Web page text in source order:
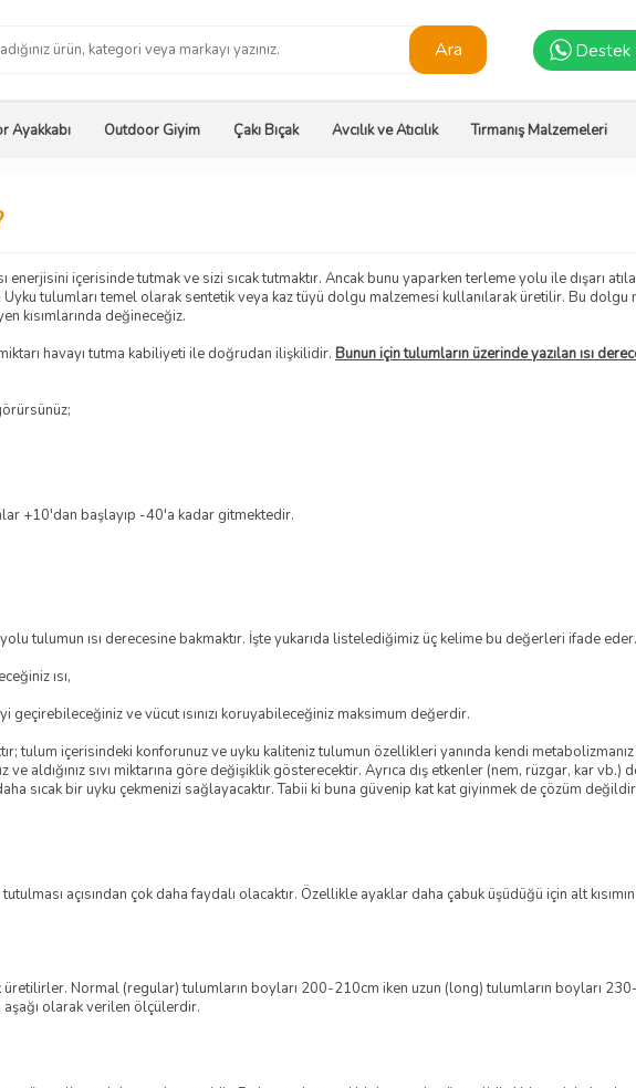
Ara Destek
Ayakkabı Outdoor Giyim Çakı Bıçak Avcılık ve Atıcılık Tırmanış Malzemeleri
enerjisini içerisinde tutmak ve sizi sıcak tutmaktır. Ancak bunu yaparken terleme yolu ile dışarı
Uyku tulumları temel olarak sentetik veya kaz tüyü dolgu malzemesi kullanılarak üretilir. Bu
kısımlarında değineceğiz.
havayı tutma kabiliyeti ile doğrudan ilişkilidir. Bunun için tulumların üzerinde yazılan ısı
+10'dan başlayıp -40'a kadar gitmektedir.
tulumun ısı derecesine bakmaktır. İşte yukarıda listelediğimiz üç kelime bu değerleri ifade eder.
ısı,
geçirebileceğiniz ve vücut ısınızı koruyabileceğiniz maksimum değerdir.
tulum içerisindeki konforunuz ve uyku kaliteniz tulumun özellikleri yanında kendi metabolizmanız
aldığınız sıvı miktarına göre değişiklik gösterecektir. Ayrıca dış etkenler (nem, rüzgar, kar vb.)
sıcak bir uyku çekmenizi sağlayacaktır. Tabii ki buna güvenip kat kat giyinmek de çözüm
açısından çok daha faydalı olacaktır. Özellikle ayaklar daha çabuk üşüdüğü için alt
Normal (regular) tulumların boyları 200-210cm iken uzun (long) tulumların boyları
olarak verilen ölçülerdir.